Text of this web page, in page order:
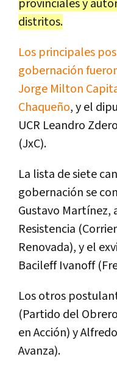
provinciales y
distritos.
Los principales
gobernación
Jorge Milton
Chaqueño, y el
UCR Leandro
(JxC).
La lista de siete
gobernación se
Gustavo
Resistencia
Renovada), y el
Bacileff Ivanoff
Los otros
(Partido del
en Acción) y
Avanza).